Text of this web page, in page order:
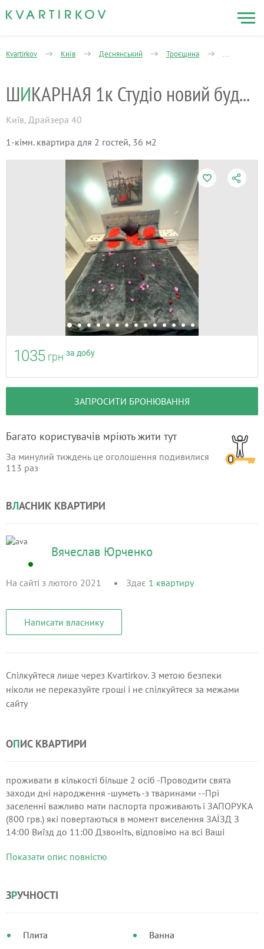
Kvartirkov Київ Деснянський Троєщина 1-кімнатна
ШИ КАРНАЯ 1к Студіо новий будинок Троєщин
Київ, Драйзера 40
1-кімн. квартира для 2 гостей, 36 м2
1035 грн за добу
ЗАПРОСИТИ БРОНЮВАННЯ
Багато користувачів мріють жити тут
За минулий тиждень це оголошення подивилися
113 раз
ВЛАСНИК КВАРТИРИ
Вячеслав Юрченко
На сайті з лютого 2021 Здає 1 квартиру
Написати власнику
Спілкуйтеся лише через Kvartirkov. З метою безпеки
ніколи не переказуйте гроші і не спілкуйтеся за межами
сайту
ОПИС КВАРТИРИ
проживати в кількості більше 2 осіб -Проводити свята
заходи дні народження -шуметь -з тваринами --Прі
заселенні важливо мати паспорта проживають і ЗАПОРУКА
(800 грв.) які повертаються в момент виселення ЗАЇЗД З
14:00 Виїзд до 11:00 Дзвоніть, відповімо на всі Ваші
Показати опис повністю
ЗРУЧНОСТІ
Плита
Ванна